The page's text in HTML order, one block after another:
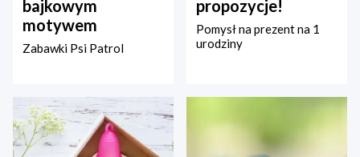
bajkowym
motywem
Zabawki Psi Patrol
propozycje!
Pomysł na prezent na 1
urodziny